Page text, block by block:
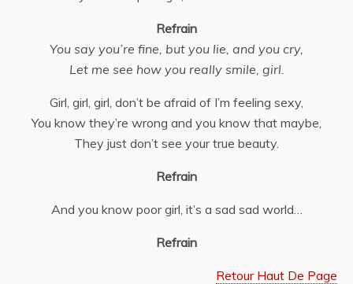
Refrain
You say you’re fine, but you lie, and you cry,
Let me see how you really smile, girl.
Girl, girl, girl, don’t be afraid of I’m feeling sexy,
You know they’re wrong and you know that maybe,
They just don’t see your true beauty.
Refrain
And you know poor girl, it’s a sad sad world…
Refrain
Retour Haut De Page